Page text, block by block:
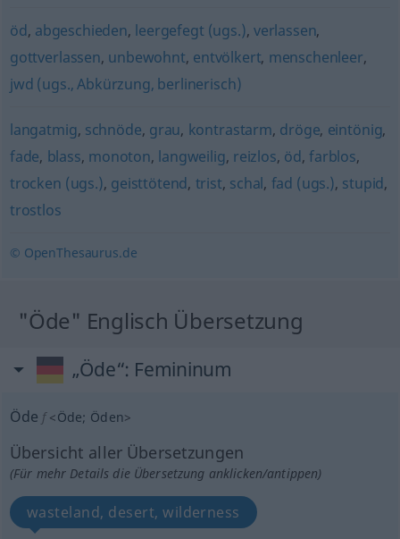
öd, abgeschieden, leergefegt (ugs.), verlassen,
gottverlassen, unbewohnt, entvölkert, menschenleer,
jwd (ugs., Abkürzung, berlinerisch)
langatmig, schnöde, grau, kontrastarm, dröge, eintönig,
fade, blass, monoton, langweilig, reizlos, öd,farblos,
trocken (ugs.), geisttötend, trist, schal, fad (ugs.), stupid,
trostlos
© OpenThesaurus.de
"Öde" Englisch Übersetzung
„Öde“: Femininum
Öde f <Öde; Öden>
Übersicht aller Übersetzungen
(Für mehr Details die Übersetzung anklicken/antippen)
wasteland, desert, wilderness